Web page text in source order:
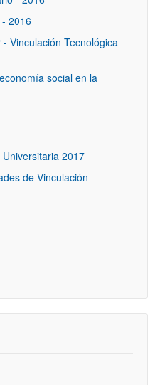
2016
Vinculación Tecnológica
social en la
2017
de Vinculación